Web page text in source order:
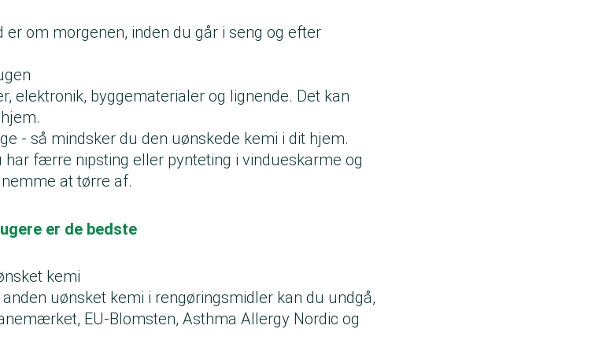
om morgenen, inden du går i seng og efter
elektronik, byggematerialer og lignende. Det kan
- så mindsker du den uønskede kemi i dit hjem.
færre nipsting eller pynteting i vindueskarme og
at tørre af.
er de bedste
kemi
uønsket kemi i rengøringsmidler kan du undgå,
EU-Blomsten, Asthma Allergy Nordic og